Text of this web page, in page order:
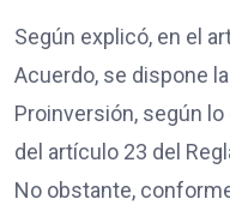
Según explicó, en el
Acuerdo, se dispone
Proinversión, según
del artículo 23 del
No obstante,